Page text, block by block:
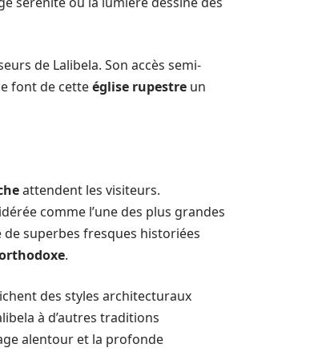
de Lalibela. Son accès semi-
font de cetteéglise rupestre un
attendent les visiteurs.
comme l’une des plus grandes
de superbes fresques historiées
.
des styles architecturaux
à d’autres traditions
alentour et la profonde